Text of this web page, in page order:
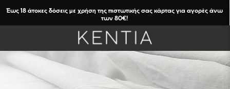
Έως 18 άτοκες δόσεις με χρήση της πιστωτικής σας κάρτας για αγορές άνω
των 80€!